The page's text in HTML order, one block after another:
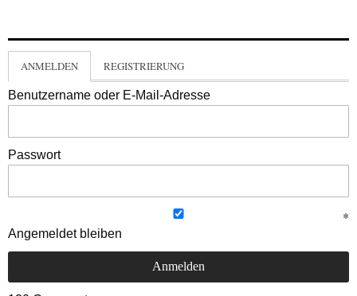
ANMELDEN REGISTRIERUNG
Benutzername oder E-Mail-Adresse
Passwort
Angemeldet bleiben